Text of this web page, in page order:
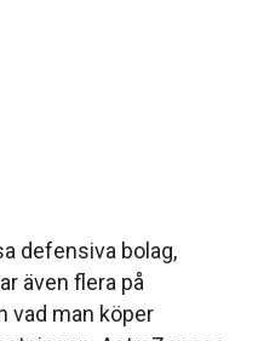
defensiva bolag,
även flera på
vad man köper